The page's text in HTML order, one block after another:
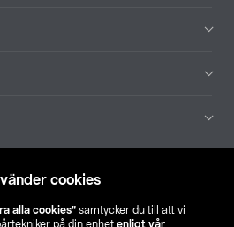
cookies
alla cookies” samtycker du till att vi
på din enhet enligt vår
Hitta butik